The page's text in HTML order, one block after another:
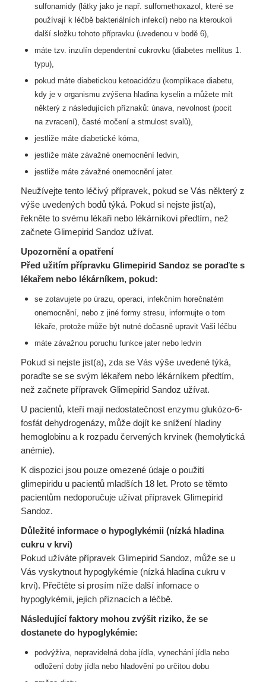
sulfonamidy (látky jako je např. sulfomethoxazol, které se
používají k léčbě bakteriálních infekcí) nebo na kteroukoli
další složku tohoto přípravku (uvedenou v bodě 6),
máte tzv. inzulín dependentní cukrovku (diabetes mellitus 1.
typu),
pokud máte diabetickou ketoacidózu (komplikace diabetu,
kdy je v organismu zvýšena hladina kyselin a můžete mít
některý z následujících příznaků: únava, nevolnost (pocit
na zvracení), časté močení a strnulost svalů),
jestliže máte diabetické kóma,
jestliže máte závažné onemocnění ledvin,
jestliže máte závažné onemocnění jater.
Neužívejte tento léčivý přípravek, pokud se Vás některý z
výše uvedených bodů týká. Pokud si nejste jist(a),
řekněte to svému lékaři nebo lékárníkovi předtím, než
začnete Glimepirid Sandoz užívat.
Upozornění a opatření
Před užitím přípravku Glimepirid Sandoz se poraďte s
lékařem nebo lékárníkem, pokud:
se zotavujete po úrazu, operaci, infekčním horečnatém
onemocnění, nebo z jiné formy stresu, informujte o tom
lékaře, protože může být nutné dočasně upravit Vaši léčbu
máte závažnou poruchu funkce jater nebo ledvin
Pokud si nejste jist(a), zda se Vás výše uvedené týká,
poraďte se se svým lékařem nebo lékárníkem předtím,
než začnete přípravek Glimepirid Sandoz užívat.
U pacientů, kteří mají nedostatečnost enzymu glukózo-6-
fosfát dehydrogenázy, může dojít ke snížení hladiny
hemoglobinu a k rozpadu červených krvinek (hemolytická
anémie).
K dispozici jsou pouze omezené údaje o použití
glimepiridu u pacientů mladších 18 let. Proto se těmto
pacientům nedoporučuje užívat přípravek Glimepirid
Sandoz.
Důležité informace o hypoglykémii (nízká hladina
cukru v krvi)
Pokud užíváte přípravek Glimepirid Sandoz, může se u
Vás vyskytnout hypoglykémie (nízká hladina cukru v
krvi). Přečtěte si prosím níže další infomace o
hypoglykémii, jejích příznacích a léčbě.
Následující faktory mohou zvýšit riziko, že se
dostanete do hypoglykémie:
podvýživa, nepravidelná doba jídla, vynechání jídla nebo
odložení doby jídla nebo hladovění po určitou dobu